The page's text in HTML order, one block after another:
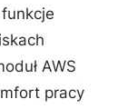
AWS
pracy